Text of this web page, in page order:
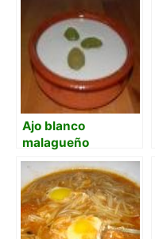
Ajo blanco
malagueño